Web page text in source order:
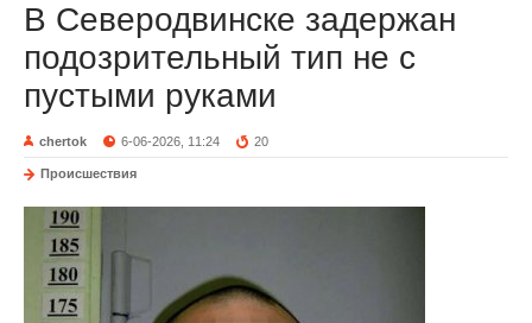
В Северодвинске задержан
подозрительный тип не с
пустыми руками
chertok 6-06-2026, 11:24 20
Происшествия